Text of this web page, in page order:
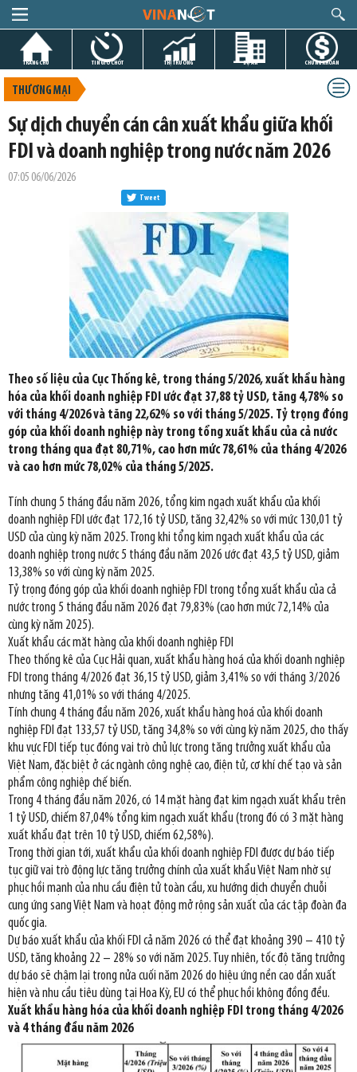
TRANG CHỦ TIN GIỜ CHÓT THỊ TRƯỜNG DỰ ÁN CHỨNG KHOÁN
THƯƠNG MẠI
Sự dịch chuyển cán cân xuất khẩu giữa khối
FDI và doanh nghiệp trong nước năm 2026
07:05 06/06/2026
Tweet
Theo số liệu của Cục Thống kê, trong tháng 5/2026, xuất khẩu hàng
hóa của khối doanh nghiệp FDI ước đạt 37,88 tỷ USD, tăng 4,78% so
với tháng 4/2026 và tăng 22,62% so với tháng 5/2025. Tỷ trọng đóng
góp của khối doanh nghiệp này trong tổng xuất khẩu của cả nước
trong tháng qua đạt 80,71%, cao hơn mức 78,61% của tháng 4/2026
và cao hơn mức 78,02% của tháng 5/2025.
Tính chung 5 tháng đầu năm 2026, tổng kim ngạch xuất khẩu của khối
doanh nghiệp FDI ước đạt 172,16 tỷ USD, tăng 32,42% so với mức 130,01 tỷ
USD của cùng kỳ năm 2025. Trong khi tổng kim ngạch xuất khẩu của các
doanh nghiệp trong nước 5 tháng đầu năm 2026 ước đạt 43,5 tỷ USD, giảm
13,38% so với cùng kỳ năm 2025.
Tỷ trọng đóng góp của khối doanh nghiệp FDI trong tổng xuất khẩu của cả
nước trong 5 tháng đầu năm 2026 đạt 79,83% (cao hơn mức 72,14% của
cùng kỳ năm 2025).
Xuất khẩu các mặt hàng của khối doanh nghiệp FDI
Theo thống kê của Cục Hải quan, xuất khẩu hàng hoá của khối doanh nghiệp
FDI trong tháng 4/2026 đạt 36,15 tỷ USD, giảm 3,41% so với tháng 3/2026
nhưng tăng 41,01% so với tháng 4/2025.
Tính chung 4 tháng đầu năm 2026, xuất khẩu hàng hoá của khối doanh
nghiệp FDI đạt 133,57 tỷ USD, tăng 34,8% so với cùng kỳ năm 2025, cho thấy
khu vực FDI tiếp tục đóng vai trò chủ lực trong tăng trưởng xuất khẩu của
Việt Nam, đặc biệt ở các ngành công nghệ cao, điện tử, cơ khí chế tạo và sản
phẩm công nghiệp chế biến.
Trong 4 tháng đầu năm 2026, có 14 mặt hàng đạt kim ngạch xuất khẩu trên
1 tỷ USD, chiếm 87,04% tổng kim ngạch xuất khẩu (trong đó có 3 mặt hàng
xuất khẩu đạt trên 10 tỷ USD, chiếm 62,58%).
Trong thời gian tới, xuất khẩu của khối doanh nghiệp FDI được dự báo tiếp
tục giữ vai trò động lực tăng trưởng chính của xuất khẩu Việt Nam nhờ sự
phục hồi mạnh của nhu cầu điện tử toàn cầu, xu hướng dịch chuyển chuỗi
cung ứng sang Việt Nam và hoạt động mở rộng sản xuất của các tập đoàn đa
quốc gia.
Dự báo xuất khẩu của khối FDI cả năm 2026 có thể đạt khoảng 390 – 410 tỷ
USD, tăng khoảng 22 – 28% so với năm 2025. Tuy nhiên, tốc độ tăng trưởng
dự báo sẽ chậm lại trong nửa cuối năm 2026 do hiệu ứng nền cao dần xuất
hiện và nhu cầu tiêu dùng tại Hoa Kỳ, EU có thể phục hồi không đồng đều.
Xuất khẩu hàng hóa của khối doanh nghiệp FDI trong tháng 4/2026
và 4 tháng đầu năm 2026